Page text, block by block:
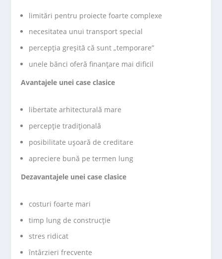
limitări pentru proiecte foarte complexe
necesitatea unui transport special
percepția greșită că sunt „temporare”
unele bănci oferă finanțare mai dificil
Avantajele unei case clasice
libertate arhitecturală mare
percepție tradițională
posibilitate ușoară de creditare
apreciere bună pe termen lung
Dezavantajele unei case clasice
costuri foarte mari
timp lung de construcție
stres ridicat
întârzieri frecvente